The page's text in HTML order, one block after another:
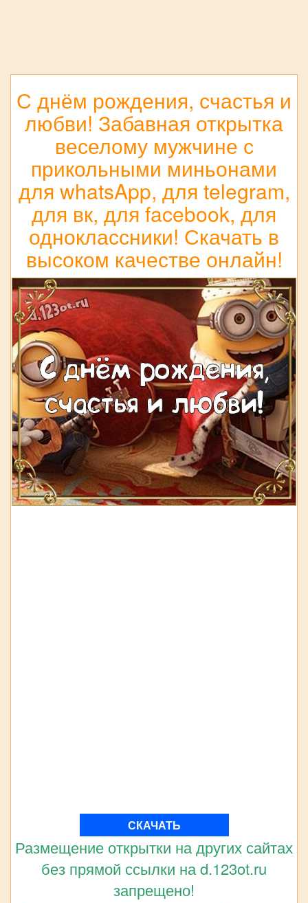
С днём рождения, счастья и
любви! Забавная открытка
веселому мужчине с
прикольными миньонами
для whatsApp, для telegram,
для вк, для facebook, для
одноклассники! Скачать в
высоком качестве онлайн!
СКАЧАТЬ
Размещение открытки на других сайтах
без прямой ссылки на d.123ot.ru
запрещено!